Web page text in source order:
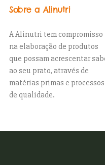
Sobre a Alinutri
A Alinutri tem compromisso
na elaboração de produtos
que possam acrescentar
ao seu prato, através de
matérias primas e processos
de qualidade.